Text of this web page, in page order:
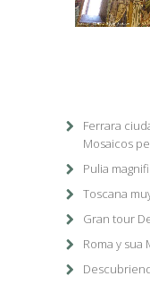
1/
Ferrara
Mosaicos
Pulia
Toscana
Gran tour
Roma y sua